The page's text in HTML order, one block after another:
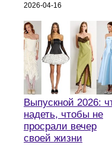
2026-04-16
Выпускной 2026:
надеть, чтобы не
просрали вечер
своей жизни